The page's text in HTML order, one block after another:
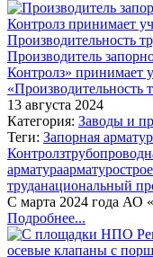
Производитель
Контролз» принимает
«Производительность
13 августа 2024
Категория: Заводы и
Теги: Запорная
Контролз
арматура
труданациональный
С марта 2024 года АО
Подробнее...